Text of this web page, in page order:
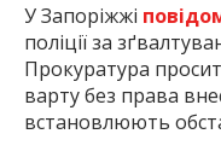
У Запоріжжі
поліції за
Прокуратура
варту без права
встановлюють